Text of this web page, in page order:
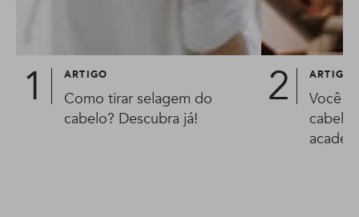
ARTIGO
Como tirar selagem do
cabelo? Descubra já!
ARTIGO
Você